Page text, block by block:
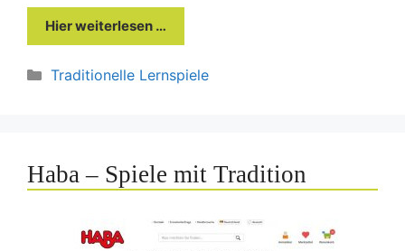
Hier weiterlesen …
Kategorien
Traditionelle Lernspiele
Haba – Spiele mit Tradition